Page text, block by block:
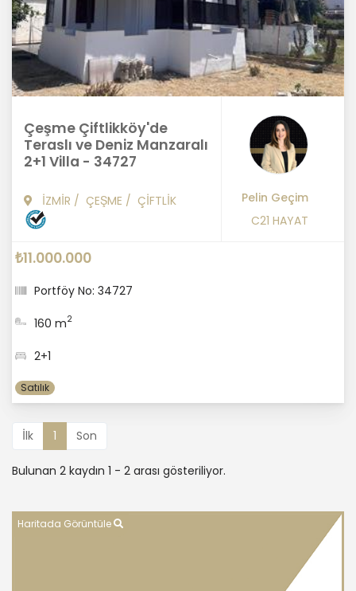
Çeşme Çiftlikköy'de
Teraslı ve Deniz Manzaralı
2+1 Villa - 34727
İZMİR / ÇEŞME / ÇİFTLİK
Pelin Geçim
C21 HAYAT
₺11.000.000
Portföy No: 34727
160 m2
2+1
Satılık
İlk 1 Son
Bulunan 2 kaydın 1 - 2 arası gösteriliyor.
Haritada Görüntüle